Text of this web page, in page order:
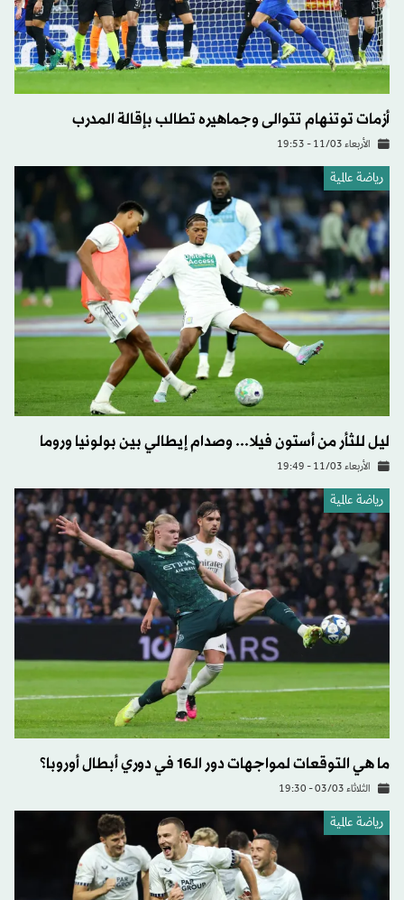
أزمات توتنهام تتوالى وجماهيره تطالب بإقالة المدرب
الأربعاء 11/03 - 19:53
رياضة عالمية
ليل للثأر من أستون فيلا... وصدام إيطالي بين بولونيا وروما
الأربعاء 11/03 - 19:49
رياضة عالمية
ما هي التوقعات لمواجهات دور الـ16 في دوري أبطال أوروبا؟
الثلاثاء 03/03 - 19:30
رياضة عالمية